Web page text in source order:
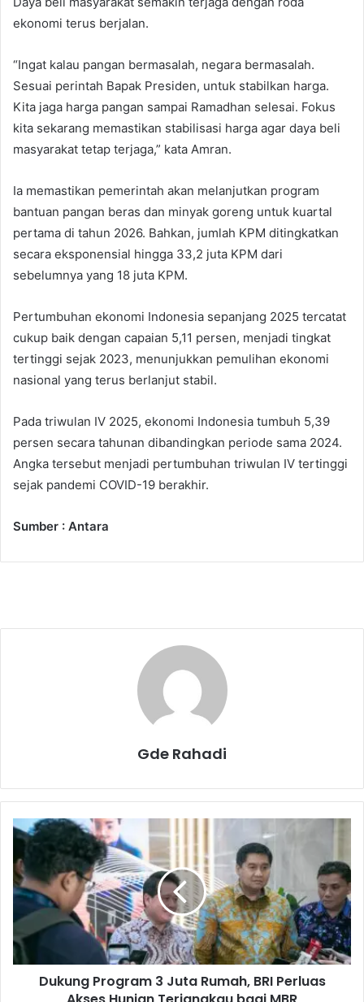
ekonomi terus berjalan.
“Ingat kalau pangan bermasalah, negara bermasalah.
Sesuai perintah Bapak Presiden, untuk stabilkan harga.
Kita jaga harga pangan sampai Ramadhan selesai. Fokus
kita sekarang memastikan stabilisasi harga agar daya beli
masyarakat tetap terjaga,” kata Amran.
Ia memastikan pemerintah akan melanjutkan program
bantuan pangan beras dan minyak goreng untuk kuartal
pertama di tahun 2026. Bahkan, jumlah KPM ditingkatkan
secara eksponensial hingga 33,2 juta KPM dari
sebelumnya yang 18 juta KPM.
Pertumbuhan ekonomi Indonesia sepanjang 2025 tercatat
cukup baik dengan capaian 5,11 persen, menjadi tingkat
tertinggi sejak 2023, menunjukkan pemulihan ekonomi
nasional yang terus berlanjut stabil.
Pada triwulan IV 2025, ekonomi Indonesia tumbuh 5,39
persen secara tahunan dibandingkan periode sama 2024.
Angka tersebut menjadi pertumbuhan triwulan IV tertinggi
sejak pandemi COVID-19 berakhir.
Sumber : Antara
Gde Rahadi
D
k
u
n
r
o
Dukung Program 3 Juta Rumah, BRI Perluas